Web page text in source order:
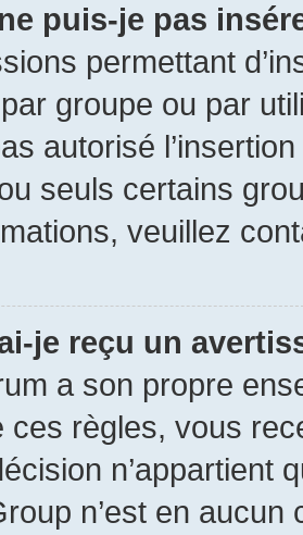
puis-je pas
permettant
groupe ou par
autorisé
seuls certains
veuillez
je reçu un
a son propre
ces règles, vous
n’appartient
n’est en